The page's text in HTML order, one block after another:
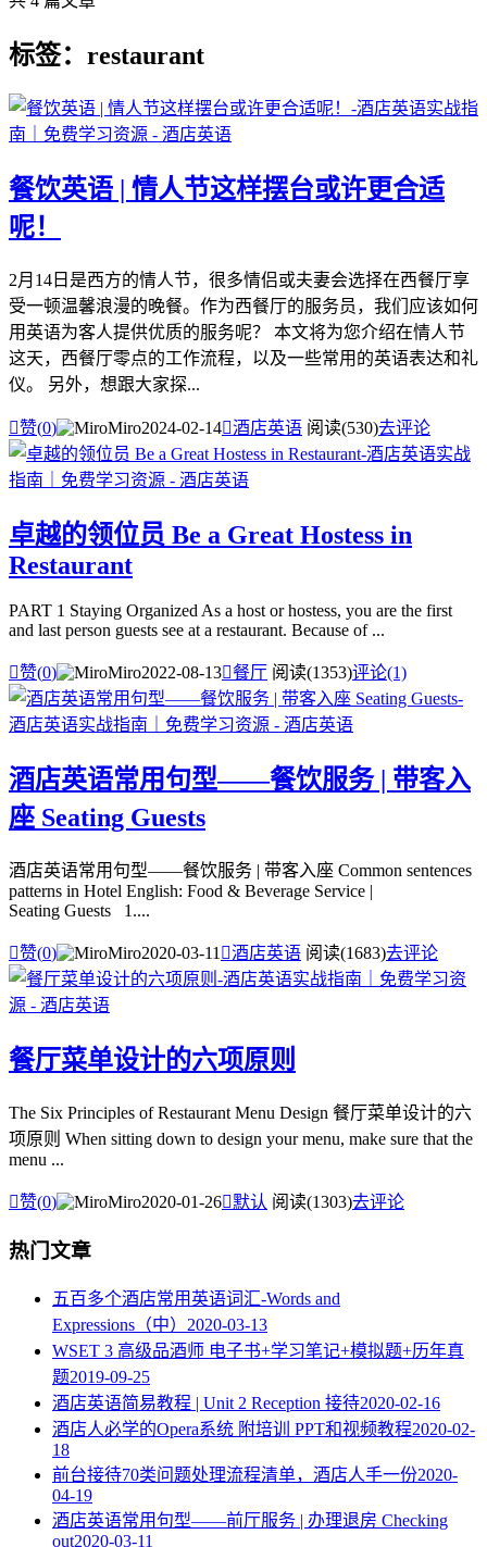
标签：restaurant
餐饮英语 | 情人节这样摆台或许更合适
呢！
2月14日是西方的情人节，很多情侣或夫妻会选择在西餐厅享
受一顿温馨浪漫的晚餐。作为西餐厅的服务员，我们应该如何
用英语为客人提供优质的服务呢？ 本文将为您介绍在情人节
这天，西餐厅零点的工作流程，以及一些常用的英语表达和礼
仪。 另外，想跟大家探...
赞(0) Miro2024-02-14酒店英语 阅读(530)去评论
卓越的领位员 Be a Great Hostess in
Restaurant
PART 1 Staying Organized As a host or hostess, you are the first
and last person guests see at a restaurant. Because of ...
赞(0) Miro2022-08-13餐厅 阅读(1353)评论(1)
酒店英语常用句型——餐饮服务 | 带客入
座 Seating Guests
酒店英语常用句型——餐饮服务 | 带客入座 Common sentences
patterns in Hotel English: Food & Beverage Service |
Seating Guests 1....
赞(0) Miro2020-03-11 酒店英语 阅读(1683)去评论
餐厅菜单设计的六项原则
The Six Principles of Restaurant Menu Design 餐厅菜单设计的六
项原则 When sitting down to design your menu, make sure that the
menu ...
赞(0) Miro2020-01-26默认 阅读(1303)去评论
热门文章
五百多个酒店常用英语词汇-Words and
Expressions（中） 2020-03-13
WSET 3 高级品酒师 电子书+学习笔记+模拟题+历年真
题2019-09-25
酒店英语简易教程 | Unit 2 Reception 接待2020-02-16
酒店人必学的Opera系统 附培训 PPT和视频教程2020-02-
18
​前台接待70类问题处理流程清单，酒店人手一份2020-
04-19
酒店英语常用句型——前厅服务 | 办理退房 Checking
out2020-03-11